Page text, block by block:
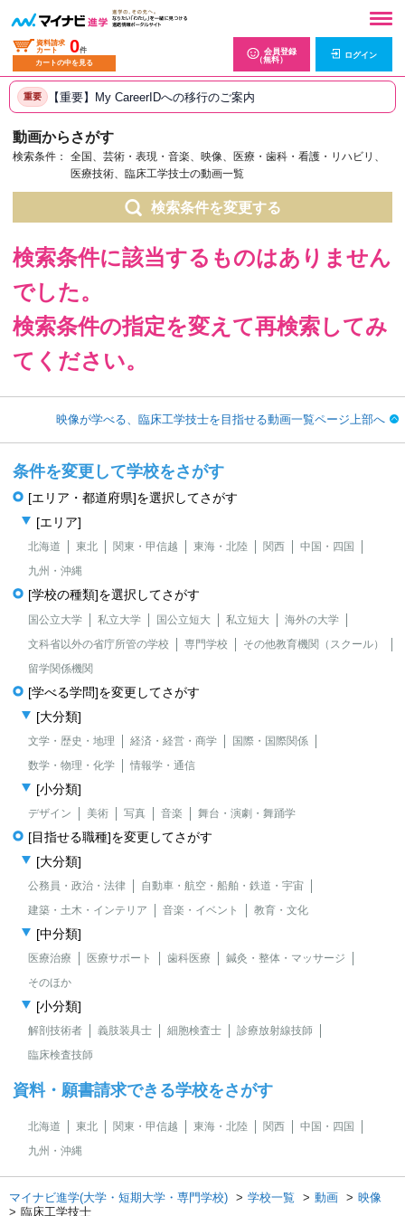
資料請求
カート
0件
カートの中を見る
会員登録
（無料）
ログイン
重要 【重要】My CareerIDへの移行のご案内
動画からさがす
検索条件：
全国、芸術・表現・音楽、映像、医療・歯科・看護・リハビリ、
医療技術、臨床工学技士の動画一覧
検索条件を変更する
検索条件に該当するものはありません
でした。
検索条件の指定を変えて再検索してみ
てください。
映像が学べる、臨床工学技士を目指せる動画一覧ページ上部へ
条件を変更して学校をさがす
[エリア・都道府県]を選択してさがす
[エリア]
北海道 東北 関東・甲信越 東海・北陸 関西
中国・四国
九州・沖縄
[学校の種類]を選択してさがす
国公立大学 私立大学 国公立短大 私立短大
海外の大学
文科省以外の省庁所管の学校
専門学校
その他教育機関（スクール）
留学関係機関
[学べる学問]を変更してさがす
[大分類]
文学・歴史・地理 経済・経営・商学
国際・国際関係
数学・物理・化学
情報学・通信
[小分類]
デザイン 美術 写真 音楽 舞台・演劇・舞踊学
[目指せる職種]を変更してさがす
[大分類]
公務員・政治・法律
自動車・航空・船舶・鉄道・宇宙
建築・土木・インテリア
音楽・イベント 教育・文化
[中分類]
医療治療 医療サポート 歯科医療
鍼灸・整体・マッサージ
そのほか
[小分類]
解剖技術者 義肢装具士 細胞検査士
診療放射線技師
臨床検査技師
資料・願書請求できる学校をさがす
北海道 東北 関東・甲信越 東海・北陸 関西
中国・四国
九州・沖縄
マイナビ進学(大学・短期大学・専門学校) 学校一覧 動画
映像
臨床工学技士